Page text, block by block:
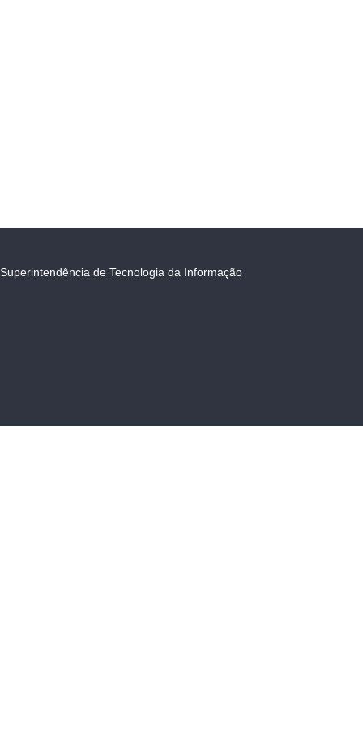
Superintendência de Tecnologia da Informação